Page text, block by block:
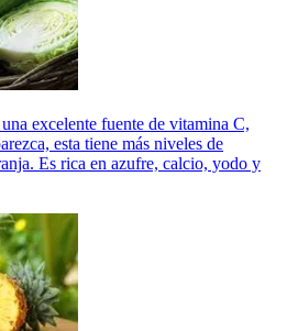
excelente fuente de vitamina C,
esta tiene más niveles de
Es rica en azufre, calcio, yodo y